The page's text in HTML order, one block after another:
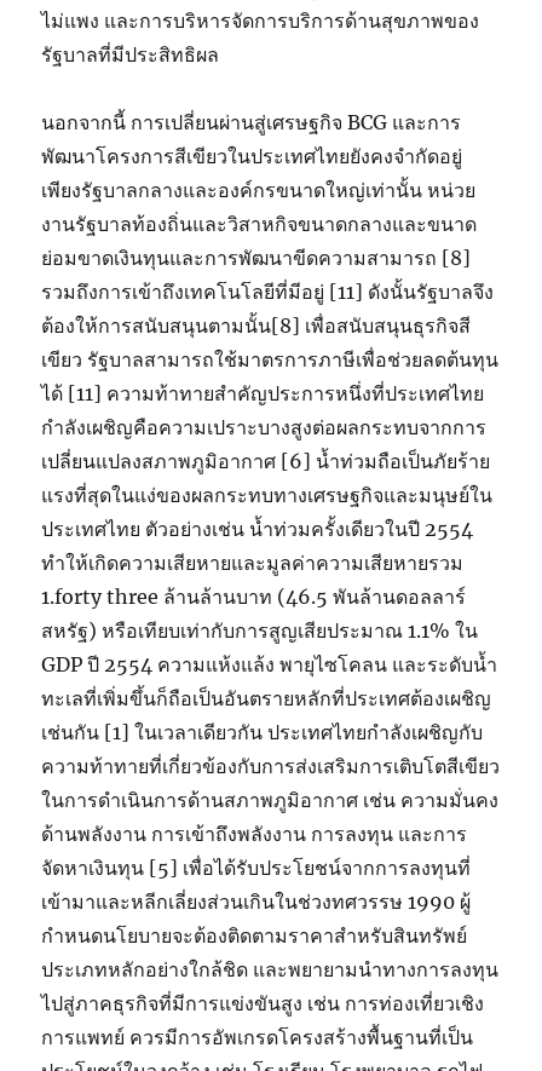
ไม่แพง และการบริหารจัดการบริการด้านสุขภาพของ
รัฐบาลที่มีประสิทธิผล
นอกจากนี้ การเปลี่ยนผ่านสู่เศรษฐกิจ BCG และการ
พัฒนาโครงการสีเขียวในประเทศไทยยังคงจำกัดอยู่
เพียงรัฐบาลกลางและองค์กรขนาดใหญ่เท่านั้น หน่วย
งานรัฐบาลท้องถิ่นและวิสาหกิจขนาดกลางและขนาด
ย่อมขาดเงินทุนและการพัฒนาขีดความสามารถ [8]
รวมถึงการเข้าถึงเทคโนโลยีที่มีอยู่ [11] ดังนั้นรัฐบาลจึง
ต้องให้การสนับสนุนตามนั้น[8] เพื่อสนับสนุนธุรกิจสี
เขียว รัฐบาลสามารถใช้มาตรการภาษีเพื่อช่วยลดต้นทุน
ได้ [11] ความท้าทายสำคัญประการหนึ่งที่ประเทศไทย
กำลังเผชิญคือความเปราะบางสูงต่อผลกระทบจากการ
เปลี่ยนแปลงสภาพภูมิอากาศ [6] น้ำท่วมถือเป็นภัยร้าย
แรงที่สุดในแง่ของผลกระทบทางเศรษฐกิจและมนุษย์ใน
ประเทศไทย ตัวอย่างเช่น น้ำท่วมครั้งเดียวในปี 2554
ทำให้เกิดความเสียหายและมูลค่าความเสียหายรวม
1.forty three ล้านล้านบาท (46.5 พันล้านดอลลาร์
สหรัฐ) หรือเทียบเท่ากับการสูญเสียประมาณ 1.1% ใน
GDP ปี 2554 ความแห้งแล้ง พายุไซโคลน และระดับน้ำ
ทะเลที่เพิ่มขึ้นก็ถือเป็นอันตรายหลักที่ประเทศต้องเผชิญ
เช่นกัน [1] ในเวลาเดียวกัน ประเทศไทยกำลังเผชิญกับ
ความท้าทายที่เกี่ยวข้องกับการส่งเสริมการเติบโตสีเขียว
ในการดำเนินการด้านสภาพภูมิอากาศ เช่น ความมั่นคง
ด้านพลังงาน การเข้าถึงพลังงาน การลงทุน และการ
จัดหาเงินทุน [5] เพื่อได้รับประโยชน์จากการลงทุนที่
เข้ามาและหลีกเลี่ยงส่วนเกินในช่วงทศวรรษ 1990 ผู้
กำหนดนโยบายจะต้องติดตามราคาสำหรับสินทรัพย์
ประเภทหลักอย่างใกล้ชิด และพยายามนำทางการลงทุน
ไปสู่ภาคธุรกิจที่มีการแข่งขันสูง เช่น การท่องเที่ยวเชิง
การแพทย์ ควรมีการอัพเกรดโครงสร้างพื้นฐานที่เป็น